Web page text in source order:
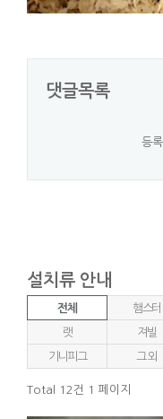
댓글목록
등
설치류 안내
전체 햄스터
랫 져빌
기니피그 그 외
Total 12건 1 페이지